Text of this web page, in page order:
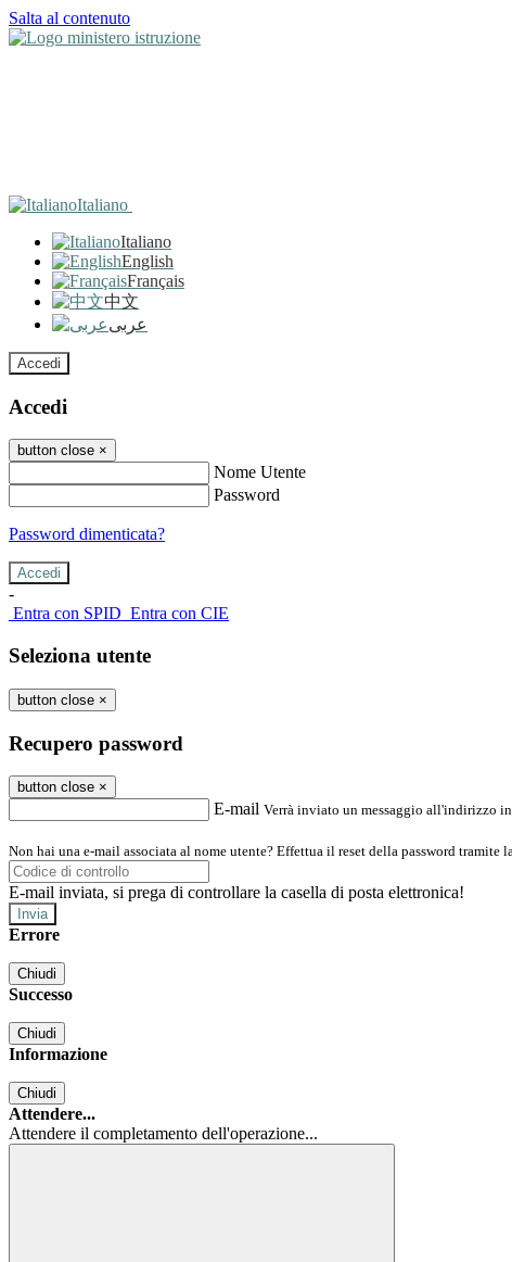
Salta al contenuto
Italiano
Italiano
English
Français
中文
عربى
Accedi
Accedi
button close ×
Nome Utente
Password
Password dimenticata?
-
Entra con SPID Entra con CIE
Seleziona utente
button close ×
Recupero password
button close ×
E-mail Verrà inviato un messaggio all'indirizzo
Non hai una e-mail associata al nome utente? Effettua il reset della password tramite
E-mail inviata, si prega di controllare la casella di posta elettronica!
Errore
Chiudi
Successo
Chiudi
Informazione
Chiudi
Attendere...
Attendere il completamento dell'operazione...